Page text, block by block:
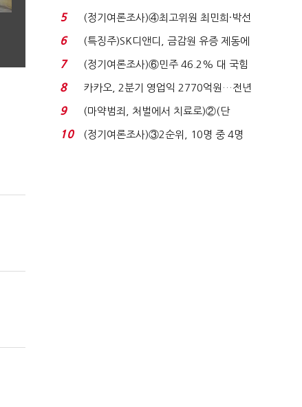
7%…일주일 만에 ...
5
(정기여론조사)④최고위원 최민희·박선
원 '양강'…서미...
6
(특징주)SK디앤디, 금감원 유증 제동에
장 초반 상한가...
7
(정기여론조사)⑥민주 46.2% 대 국힘
31.0%…오차범위 밖 ...
8
카카오, 2분기 영업익 2770억원…전년
비 36% 증가...
9
(마약범죄, 처벌에서 치료로)②(단
독)"마약은 전염병…여성...
10
(정기여론조사)③2순위, 10명 중 4명